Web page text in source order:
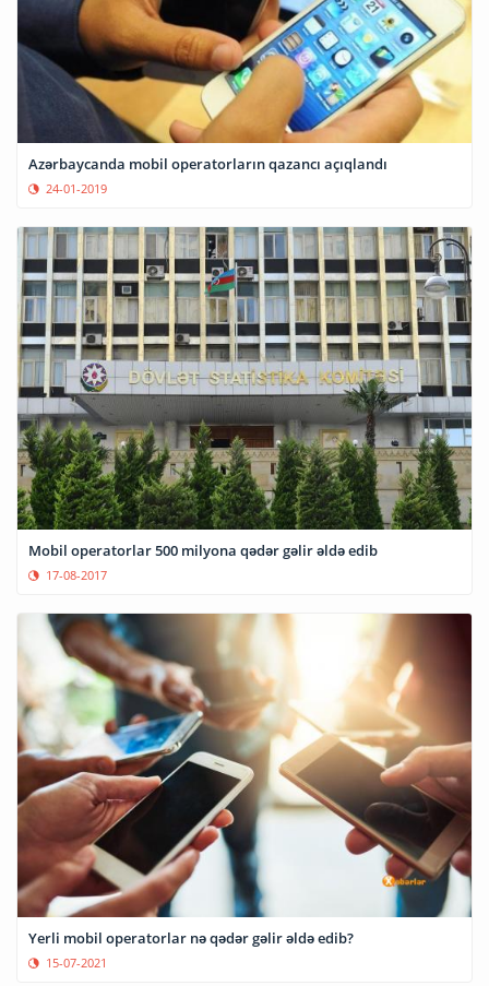
Azərbaycanda mobil operatorların qazancı açıqlandı
24-01-2019
Mobil operatorlar 500 milyona qədər gəlir əldə edib
17-08-2017
Yerli mobil operatorlar nə qədər gəlir əldə edib?
15-07-2021